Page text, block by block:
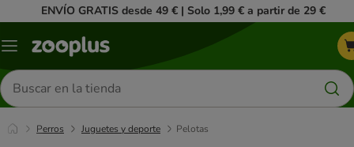
ENVÍO GRATIS desde 49 € | Solo 1,99 € a partir de 29 €
Menú
Buscar
productos
Perros Juguetes y deporte Pelotas